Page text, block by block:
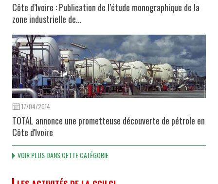
Côte d’Ivoire : Publication de l’étude monographique de la
zone industrielle de...
17/04/2014
TOTAL annonce une prometteuse découverte de pétrole en
Côte d'Ivoire
VOIR PLUS DANS CETTE CATÉGORIE